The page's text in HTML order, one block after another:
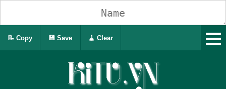
📝 Copy 💾 Save 🧹 Clear